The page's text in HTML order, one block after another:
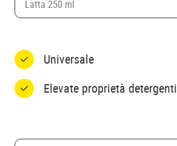
Latta 250 ml
Universale
Elevate proprietà detergenti